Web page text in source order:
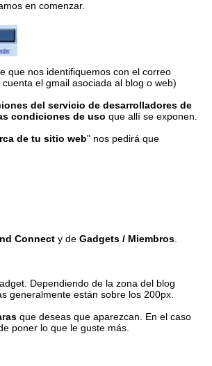
en comenzar.
que nos identifiquemos con el correo
el gmail asociada al blog o web)
del servicio de desarrolladores de
condiciones de uso que allí se exponen.
de tu sitio web" nos pedirá que
Connect y de Gadgets / Miembros
Dependiendo de la zona del blog
generalmente están sobre los 200px.
que deseas que aparezcan. En el caso
poner lo que le guste más.